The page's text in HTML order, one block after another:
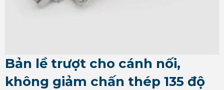
Bản lề trượt cho cánh nối,
không giảm chấn thép 135 độ